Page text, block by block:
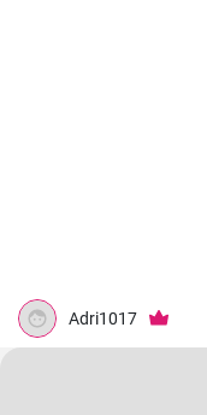
Adri1017